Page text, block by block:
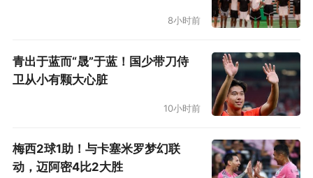
8小时前
青出于蓝而“晟”于蓝！国少带刀侍
卫从小有颗大心脏
10小时前
梅西2球1助！与卡塞米罗梦幻联
动，迈阿密4比2大胜